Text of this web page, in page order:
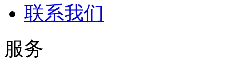
联系我们
服务